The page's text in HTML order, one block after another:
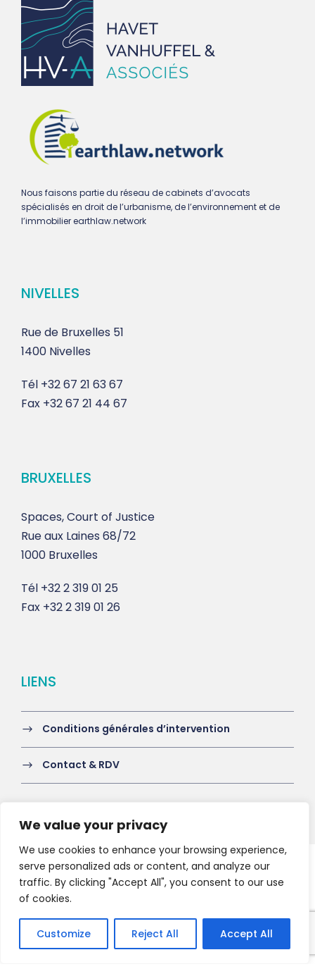
We value your privacy
We use cookies to enhance your browsing experience,
serve personalized ads or content, and analyze our
traffic. By clicking "Accept All", you consent to our use
of cookies.
Customize Reject All Accept All
Nous faisons partie du réseau de cabinets d’avocats
spécialisés en droit de l’urbanisme, de l’environnement et de
l’immobilier earthlaw.network
NIVELLES
Rue de Bruxelles 51
1400 Nivelles
Tél +32 67 21 63 67
Fax +32 67 21 44 67
BRUXELLES
Spaces, Court of Justice
Rue aux Laines 68/72
1000 Bruxelles
Tél +32 2 319 01 25
Fax +32 2 319 01 26
LIENS
Conditions générales d’intervention
Contact & RDV
Copyright 2021 HV-A, All Right Reserved